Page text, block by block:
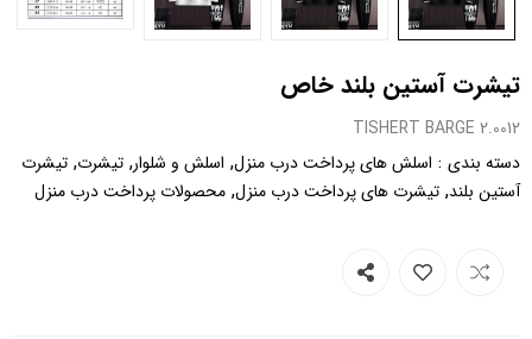
تیشرت آستین بلند خاص
0012.TISHERT BARGE 2
دسته بندی : اسلش های پرداخت درب منزل, اسلش و شلوار, تیشرت, تیشرت
آستین بلند, تیشرت های پرداخت درب منزل, محصولات پرداخت درب منزل